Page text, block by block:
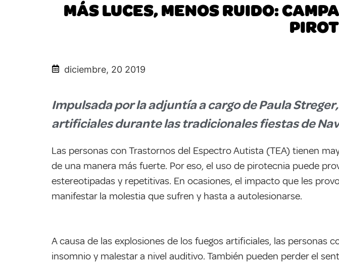
MÁS LUCES, MENOS RUIDO:
diciembre, 20 2019
Impulsada por la adjuntía a cargo de Paula
artificiales durante las tradicionales fiestas de
Las personas con Trastornos del Espectro Autista (TEA) tienen
de una manera más fuerte. Por eso, el uso de pirotecnia puede
estereotipadas y repetitivas. En ocasiones, el impacto que les
manifestar la molestia que sufren y hasta a autolesionarse.
A causa de las explosiones de los fuegos artificiales, las personas
insomnio y malestar a nivel auditivo. También pueden perder el